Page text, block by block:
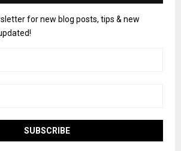
for new blog posts, tips & new